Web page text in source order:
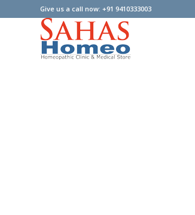
Give us a call now: +91 9410333003